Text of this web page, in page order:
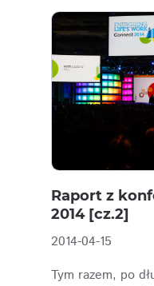
Raport z
2014 [cz.2]
2014-04-15
Tym razem, po